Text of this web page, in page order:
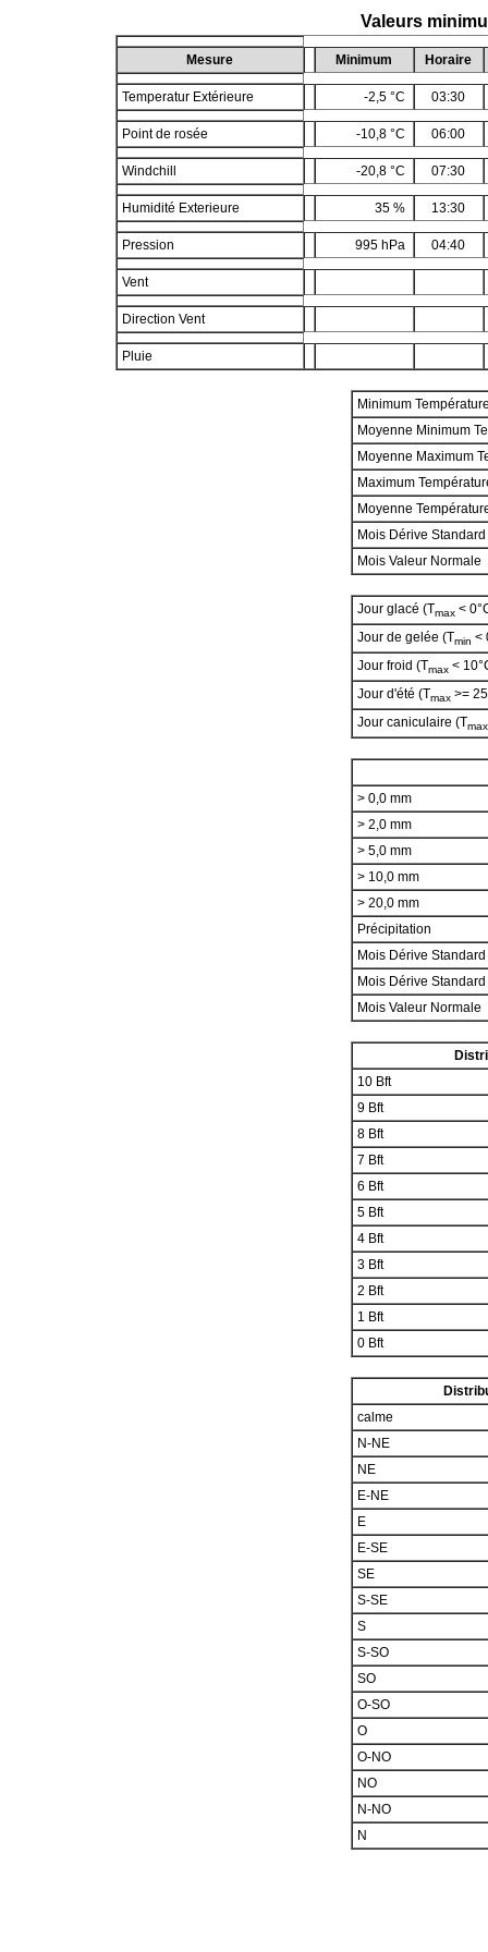
Valeurs
Mesure Minimum Horaire
Temperatur Extérieure -2,5 °C 03:30
Point de rosée -10,8 °C 06:00
Windchill -20,8 °C 07:30
Humidité Exterieure 35 % 13:30
Pression 995 hPa 04:40
Vent
Direction Vent
Pluie
Minimum
Moyenne Minimum
Moyenne Maximum
Maximum
Moyenne
Mois Dérive Standard
Mois Valeur Normale
Jour glacé (Tmax<
Jour de gelée (Tmin <
Jour froid (Tmax<
Jour d'été (Tmax>=
Jour caniculaire (Tmax
> 0,0 mm
> 2,0 mm
> 5,0 mm
> 10,0 mm
> 20,0 mm
Précipitation
Mois Dérive Standard
Mois Dérive Standard
Mois Valeur Normale
10 Bft
9 Bft
8 Bft
7 Bft
6 Bft
5 Bft
4 Bft
3 Bft
2 Bft
1 Bft
0 Bft
calme
N-NE
NE
E-NE
E
E-SE
SE
S-SE
S
S-SO
SO
O-SO
O
O-NO
NO
N-NO
N